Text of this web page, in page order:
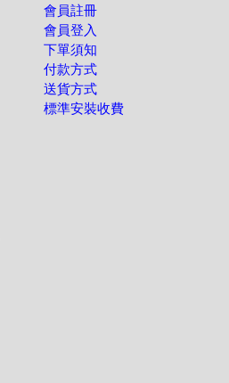
會員註冊
會員登入
下單須知
付款方式
送貨方式
標準安裝收費